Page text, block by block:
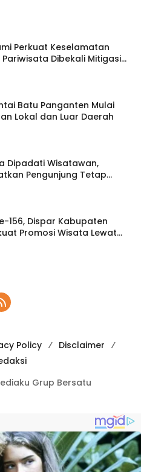
Perkuat Keselamatan
Pariwisata Dibekali Mitigasi
Batu Panganten Mulai
Lokal dan Luar Daerah
Dipadati Wisatawan,
Pengunjung Tetap
156, Dispar Kabupaten
Promosi Wisata Lewat
Policy
Disclaimer
Grup Bersatu